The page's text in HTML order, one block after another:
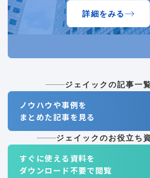
詳細をみる
ジェイックの記事一
ノウハウや事例を
まとめた記事を見る
ジェイックのお役立ち
すぐに使える資料を
ダウンロード不要で閲覧